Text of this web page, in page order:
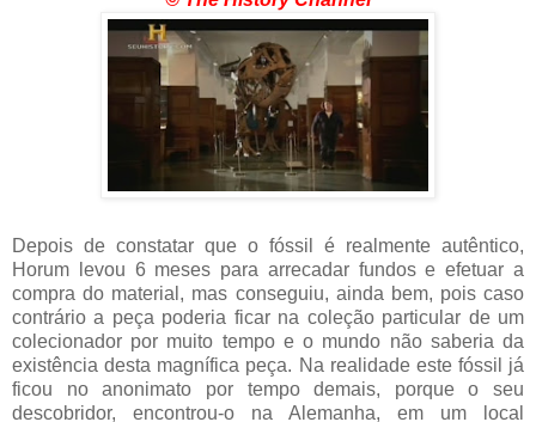
Depois de constatar que o fóssil é realmente autêntico,
Horum levou 6 meses para arrecadar fundos e efetuar a
compra do material, mas conseguiu, ainda bem, pois caso
contrário a peça poderia ficar na coleção particular de um
colecionador por muito tempo e o mundo não saberia da
existência desta magnífica peça. Na realidade este fóssil já
ficou no anonimato por tempo demais, porque o seu
descobridor, encontrou-o na Alemanha, em um local